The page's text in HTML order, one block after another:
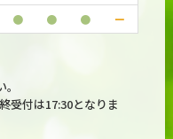
は効果がある？
● ● ● ー
受付は17:30となりま